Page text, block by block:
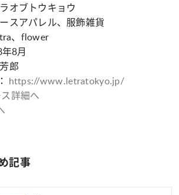
オブトウキョウ
スアパレル、服飾雑貨
、flower
8月
郎
https://www.letratokyo.jp/
詳細へ
記事